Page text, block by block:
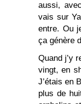
aussi,
vais sur
entre. Ou
ça génère
Quand j’y
vingt, en
J’étais en
plus de